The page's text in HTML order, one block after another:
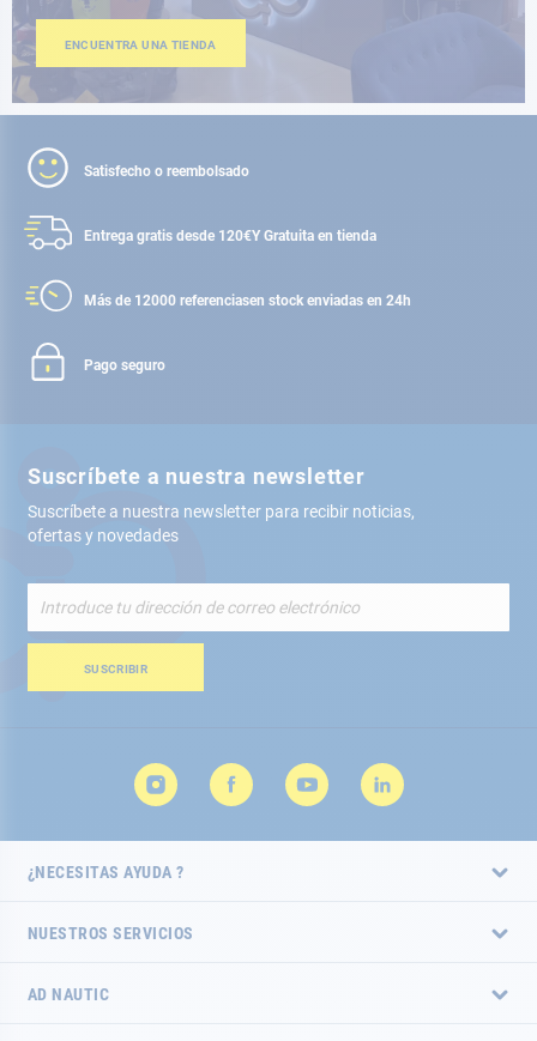
ENCUENTRA UNA TIENDA
Satisfecho o reembolsado
Entrega gratis desde 120€Y Gratuita en tienda
Más de 12000 referenciasen stock enviadas en 24h
Pago seguro
Suscríbete a nuestra newsletter
Suscríbete a nuestra newsletter para recibir noticias,
ofertas y novedades
nuestro
de
SUSCRIBIR
¿NECESITAS AYUDA ?
NUESTROS SERVICIOS
AD NAUTIC